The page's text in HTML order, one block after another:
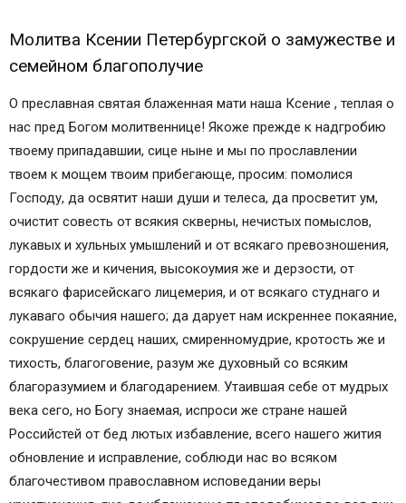
Молитва Ксении Петербургской о замужестве и
семейном благополучие
О преславная святая блаженная мати наша Ксение , теплая о
нас пред Богом молитвеннице! Якоже прежде к надгробию
твоему припадавшии, сице ныне и мы по прославлении
твоем к мощем твоим прибегающе, просим: помолися
Господу, да освятит наши души и телеса, да просветит ум,
очистит совесть от всякия скверны, нечистых помыслов,
лукавых и хульных умышлений и от всякаго превозношения,
гордости же и кичения, высокоумия же и дерзости, от
всякаго фарисейскаго лицемерия, и от всякаго студнаго и
лукаваго обычия нашего; да дарует нам искреннее покаяние,
сокрушение сердец наших, смиренномудрие, кротость же и
тихость, благоговение, разум же духовный со всяким
благоразумием и благодарением. Утаившая себе от мудрых
века сего, но Богу знаемая, испроси же стране нашей
Российстей от бед лютых избавление, всего нашего жития
обновление и исправление, соблюди нас во всяком
благочестивом православном исповедании веры